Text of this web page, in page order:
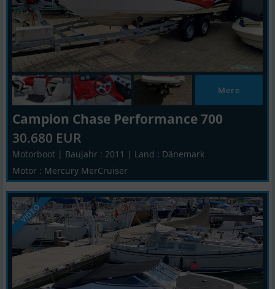
Mere
Campion Chase Performance 700
30.680 EUR
Motorboot | Baujahr : 2011 | Land : Dänemark
Motor : Mercury MerCruiser
VIDEO